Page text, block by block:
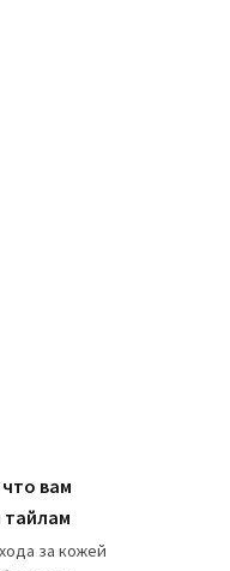
вам
тайлам
за кожей